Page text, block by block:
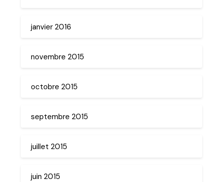
janvier 2016
novembre 2015
octobre 2015
septembre 2015
juillet 2015
juin 2015